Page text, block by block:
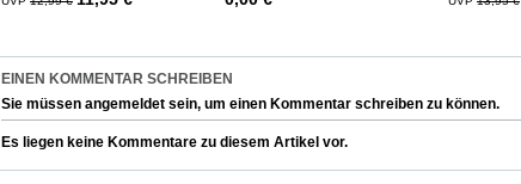
EINEN KOMMENTAR SCHREIBEN
Sie müssen angemeldet sein, um einen Kommentar schreiben zu können.
Es liegen keine Kommentare zu diesem Artikel vor.